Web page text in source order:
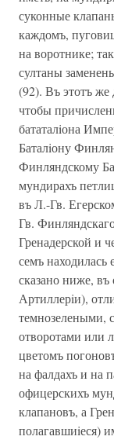
суконные
каждомъ,
на воротнике;
султаны
(92). Въ этотъ же
чтобы
бататалiона
Баталiону
Финляндскому
мундирахъ
въ Л.-Гв.
Гв.
Гренадерской и
семъ находилась
сказано ниже,
Артиллерiи),
темнозелеными,
отворотами или
цветомъ
на фалдахъ и на
офицерскихъ
клапановъ, а
полагавшиiеся)